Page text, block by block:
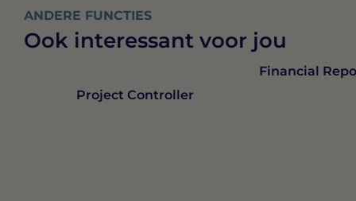
ANDERE FUNCTIES
Ook interessant voor jou
Project Controller
Financial